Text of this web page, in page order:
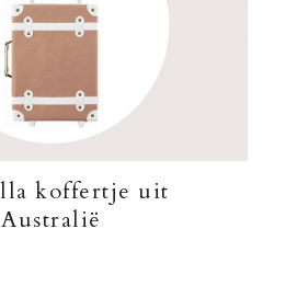
koffertje uit
Australië